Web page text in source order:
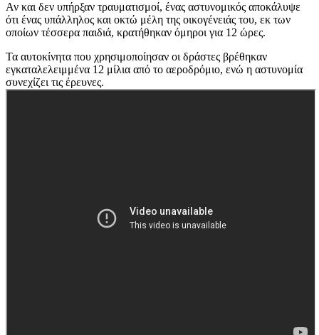
Αν και δεν υπήρξαν τραυματισμοί, ένας αστυνομικός αποκάλυψε
ότι ένας υπάλληλος και οκτώ μέλη της οικογένειάς του, εκ των
οποίων τέσσερα παιδιά, κρατήθηκαν όμηροι για 12 ώρες.
Τα αυτοκίνητα που χρησιμοποίησαν οι δράστες βρέθηκαν
εγκαταλελειμμένα 12 μίλια από το αεροδρόμιο, ενώ η αστυνομία
συνεχίζει τις έρευνες.